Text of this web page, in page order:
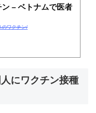
– ベトナムで医者
のワクチン/
にワクチン接種